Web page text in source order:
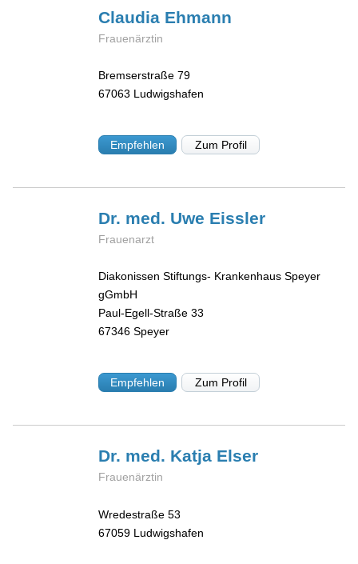
Claudia Ehmann
Frauenärztin
Bremserstraße 79
67063 Ludwigshafen
Empfehlen Zum Profil
Dr. med. Uwe Eissler
Frauenarzt
Diakonissen Stiftungs- Krankenhaus Speyer
gGmbH
Paul-Egell-Straße 33
67346 Speyer
Empfehlen Zum Profil
Dr. med. Katja Elser
Frauenärztin
Wredestraße 53
67059 Ludwigshafen